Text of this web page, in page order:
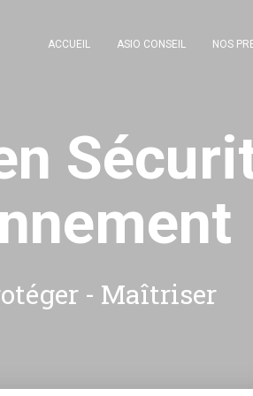
ACCUEIL ASIO CONSEIL NOS
- Maîtriser